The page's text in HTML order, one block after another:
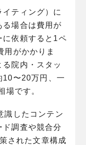
ティング）に
場合は費用が
に依頼すると1ペ
用がかかりま
院内・スタッ
10〜20万円、一
場です。
識したコンテン
調査や競合分
された文章構成